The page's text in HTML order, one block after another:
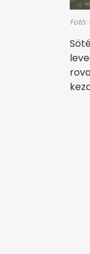
Fotó: